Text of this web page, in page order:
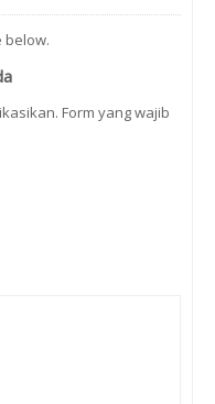
below.
Form yang wajib